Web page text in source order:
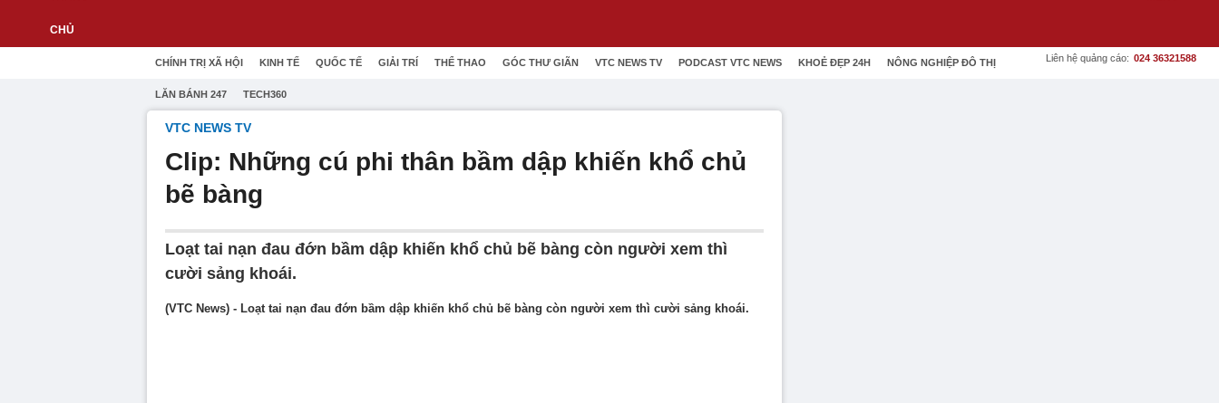
CHÍNH TRỊ XÃ HỘI KINH TẾ QUỐC TẾ GIẢI TRÍ THỂ THAO GÓC THƯ GIÃN VTC NEWS TV PODCAST VTC NEWS KHOẺ ĐẸP 24H NÔNG NGHIỆP ĐÔ THỊ
LĂN BÁNH 247 TECH360
Liên hệ quảng cáo: 024 36321588
VTC NEWS TV
Clip: Những cú phi thân bầm dập khiến khổ chủ
bẽ bàng
Loạt tai nạn đau đớn bầm dập khiến khổ chủ bẽ bàng còn người xem thì
cười sảng khoái.
(VTC News) - Loạt tai nạn đau đớn bầm dập khiến khổ chủ bẽ bàng còn người xem thì cười sảng khoái.